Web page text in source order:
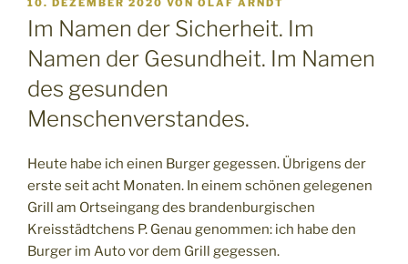
AM
10. DEZEMBER 2020 VON OLAF ARNDT
Im Namen der Sicherheit. Im
Namen der Gesundheit. Im Namen
des gesunden
Menschenverstandes.
Heute habe ich einen Burger gegessen. Übrigens der
erste seit acht Monaten. In einem schönen gelegenen
Grill am Ortseingang des brandenburgischen
Kreisstädtchens P. Genau genommen: ich habe den
Burger im Auto vor dem Grill gegessen.